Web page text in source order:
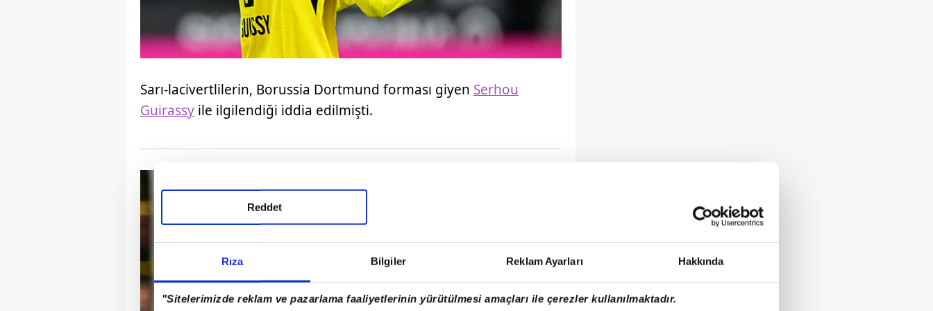
Rıza Bilgiler Reklam Ayarları Hakkında
"Sitelerimizde reklam ve pazarlama faaliyetlerinin yürütülmesi amaçları ile çerezler kullanılmaktadır.
Reddet
Sarı-lacivertlilerin, Borussia Dortmund forması giyen Serhou
Guirassy ile ilgilendiği iddia edilmişti.